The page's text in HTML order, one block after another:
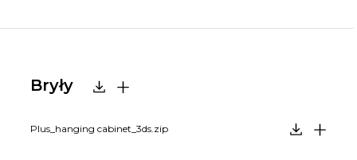
Bryły
Plus_hanging cabinet_3ds.zip